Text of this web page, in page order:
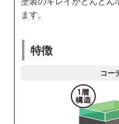
ます。
特徴
コー